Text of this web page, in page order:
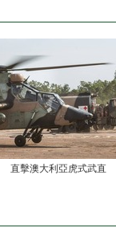
直擊澳大利亞虎式武直